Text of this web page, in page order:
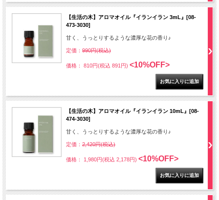
【生活の木】アロマオイル『イランイラン 3mL』[08-
473-3030]
甘く、うっとりするような濃厚な花の香り♪
定価： 990円(税込)
価格： 810円(税込 891円) <10%OFF>
【生活の木】アロマオイル『イランイラン 10mL』[08-
474-3030]
甘く、うっとりするような濃厚な花の香り♪
定価： 2,420円(税込)
価格： 1,980円(税込 2,178円) <10%OFF>